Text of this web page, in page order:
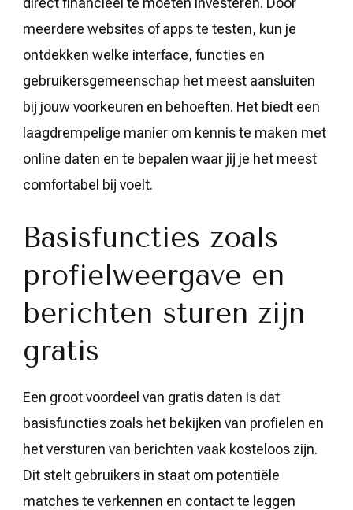
meerdere websites of apps te testen, kun je
ontdekken welke interface, functies en
gebruikersgemeenschap het meest aansluiten
bij jouw voorkeuren en behoeften. Het biedt een
laagdrempelige manier om kennis te maken met
online daten en te bepalen waar jij je het meest
comfortabel bij voelt.
Basisfuncties zoals
profielweergave en
berichten sturen zijn
gratis
Een groot voordeel van gratis daten is dat
basisfuncties zoals het bekijken van profielen en
het versturen van berichten vaak kosteloos zijn.
Dit stelt gebruikers in staat om potentiële
matches te verkennen en contact te leggen